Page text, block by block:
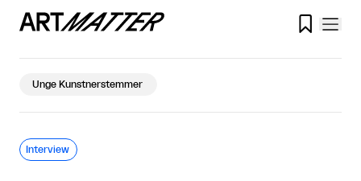

Unge Kunstnerstemmer
Interview